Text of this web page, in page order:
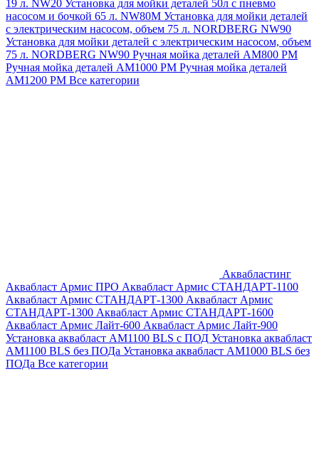
19 л. NW20 Установка для мойки деталей 50л с пневмо
насосом и бочкой 65 л. NW80M Установка для мойки деталей
с электрическим насосом, объем 75 л. NORDBERG NW90
Установка для мойки деталей с электрическим насосом, объем
75 л. NORDBERG NW90 Ручная мойка деталей АМ800 РМ
Ручная мойка деталей АМ1000 РМ Ручная мойка деталей
АМ1200 РМ Все категории
Аквабластинг
Аквабласт Армис ПРО Аквабласт Армис СТАНДАРТ-1100
Аквабласт Армис СТАНДАРТ-1300 Аквабласт Армис
СТАНДАРТ-1300 Аквабласт Армис СТАНДАРТ-1600
Аквабласт Армис Лайт-600 Аквабласт Армис Лайт-900
Установка аквабласт AM1100 BLS с ПОД Установка аквабласт
AM1100 BLS без ПОДа Установка аквабласт AM1000 BLS без
ПОДа Все категории